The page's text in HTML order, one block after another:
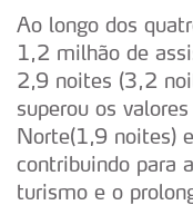
Ao longo dos
1,2 milhão de
2,9 noites (3,2
superou os
Norte(1,9 noites)
contribuindo para
turismo e o